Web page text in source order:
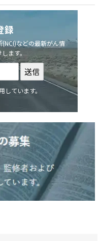
録
などの最新がん情
ます。
ています。